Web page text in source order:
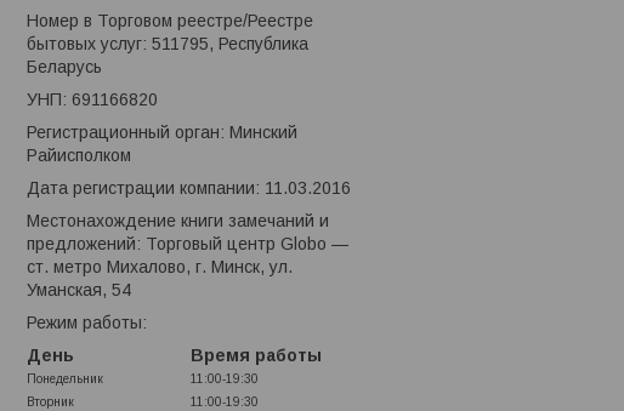
Номер в Торговом реестре/Реестре
бытовых услуг: 511795, Республика
Беларусь
УНП: 691166820
Регистрационный орган: Минский
Райисполком
Дата регистрации компании: 11.03.2016
Местонахождение книги замечаний и
предложений: Торговый центр Globo —
ст. метро Михалово, г. Минск, ул.
Уманская, 54
Режим работы:
День
Время работы
Понедельник
11:00-19:30
Вторник
11:00-19:30